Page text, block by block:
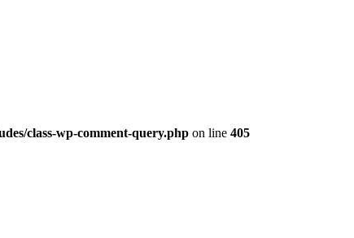
class-wp-comment-query.php on line 405